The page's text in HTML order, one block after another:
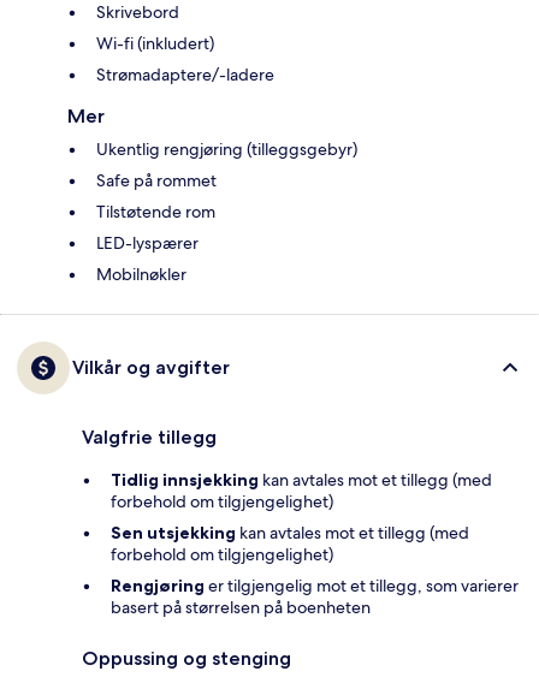
Skrivebord
Wi-fi (inkludert)
Strømadaptere/-ladere
Mer
Ukentlig rengjøring (tilleggsgebyr)
Safe på rommet
Tilstøtende rom
LED-lyspærer
Mobilnøkler
Vilkår og avgifter
Valgfrie tillegg
Tidlig innsjekking kan avtales mot et tillegg (med
forbehold om tilgjengelighet)
Sen utsjekking kan avtales mot et tillegg (med
forbehold om tilgjengelighet)
Rengjøring er tilgjengelig mot et tillegg, som varierer
basert på størrelsen på boenheten
Oppussing og stenging